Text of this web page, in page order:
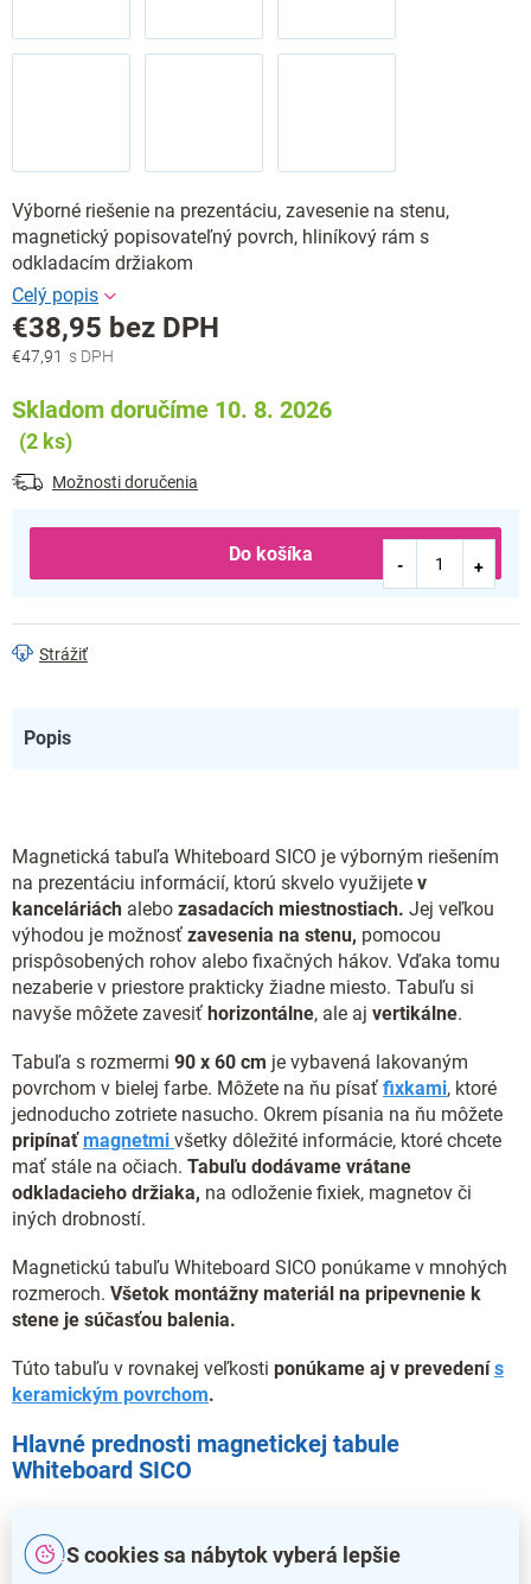
S cookies sa nábytok vyberá lepšie
Výborné riešenie na prezentáciu, zavesenie na stenu,
magnetický popisovateľný povrch, hliníkový rám s
odkladacím držiakom
€47,91
€38,95 bez DPH
Jednotková
Skladom doručíme 10. 8. 2026
(2 ks)
Možnosti doručenia
Do košíka
Strážiť
Popis
Magnetická tabuľa Whiteboard SICO je výborným riešením
na prezentáciu informácií, ktorú skvelo využijete v
kanceláriách alebo zasadacích miestnostiach. Jej veľkou
výhodou je možnosť zavesenia na stenu, pomocou
prispôsobených rohov alebo fixačných hákov. Vďaka tomu
nezaberie v priestore prakticky žiadne miesto. Tabuľu si
navyše môžete zavesiť horizontálne, ale aj vertikálne.
Tabuľa s rozmermi 90 x 60 cm je vybavená lakovaným
povrchom v bielej farbe. Môžete na ňu písať fixkami, ktoré
jednoducho zotriete nasucho. Okrem písania na ňu môžete
pripínaťmagnetmi všetky dôležité informácie, ktoré chcete
mať stále na očiach. Tabuľu dodávame vrátane
odkladacieho držiaka, na odloženie fixiek, magnetov či
iných drobností.
Magnetickú tabuľu Whiteboard SICO ponúkame v mnohých
rozmeroch. Všetok montážny materiál na pripevnenie k
stene je súčasťou balenia.
Túto tabuľu v rovnakej veľkosti ponúkame aj v prevedenís
keramickým povrchom.
Hlavné prednosti magnetickej tabule
Whiteboard SICO
V priestore nezaberie prakticky žiadne miesto